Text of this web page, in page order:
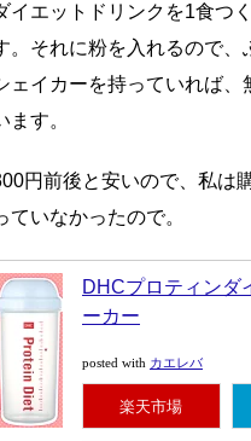
イエットドリンクを1食つ
。それに粉を入れるので、
ェイカーを持っていれば、
ます。
円前後と安いので、私は
ていなかったので。
DHCプロティンダ
ーカー
posted with カエレバ
楽天市場